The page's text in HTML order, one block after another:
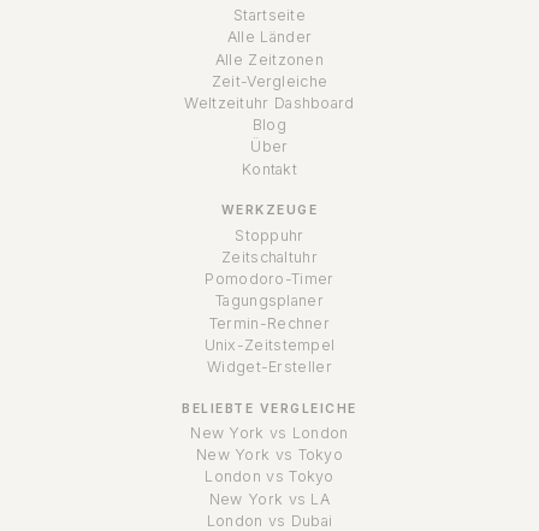
Startseite
Alle Länder
Alle Zeitzonen
Zeit-Vergleiche
Weltzeituhr Dashboard
Blog
Über
Kontakt
WERKZEUGE
Stoppuhr
Zeitschaltuhr
Pomodoro-Timer
Tagungsplaner
Termin-Rechner
Unix-Zeitstempel
Widget-Ersteller
BELIEBTE VERGLEICHE
New York vs London
New York vs Tokyo
London vs Tokyo
New York vs LA
London vs Dubai